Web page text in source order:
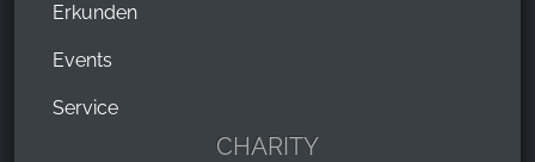
Erkunden
Events
Service
CHARITY